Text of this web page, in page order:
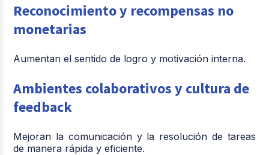
Reconocimiento y recompensas no
monetarias
Aumentan el sentido de logro y motivación interna.
Ambientes colaborativos y cultura de
feedback
Mejoran la comunicación y la resolución de tareas
de manera rápida y eficiente.